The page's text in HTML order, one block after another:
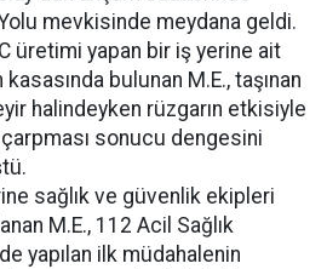
mevkisinde meydana geldi.
üretimi yapan bir iş yerine ait
bulunan M.E., taşınan
halindeyken rüzgarın etkisiyle
sonucu dengesini
sağlık ve güvenlik ekipleri
M.E., 112 Acil Sağlık
yapılan ilk müdahalenin